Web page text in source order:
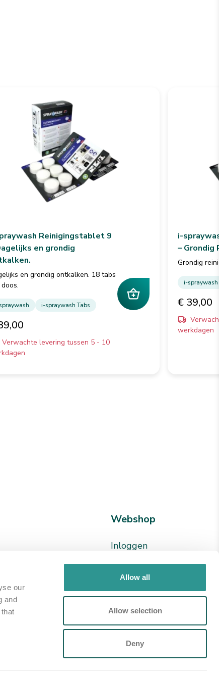
our
and
Allow all
Allow selection
Deny
Reinigingstablet 9
en grondig
en grondig ontkalken. 18 tabs
i-spraywash Tabs
Verwachte levering tussen 5 - 10
i-
– Grondig
Grondig
i-spraywash
€ 39,00
werkdagen
Webshop
Inloggen
Registreren
Cookieverklaring